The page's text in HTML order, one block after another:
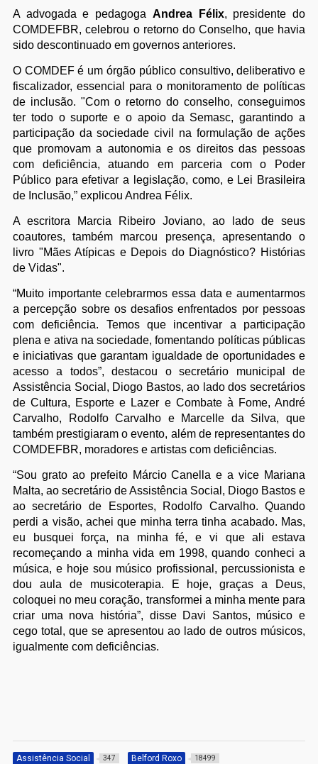
A advogada e pedagoga Andrea Félix, presidente do
COMDEFBR, celebrou o retorno do Conselho, que havia
sido descontinuado em governos anteriores.
O COMDEF é um órgão público consultivo, deliberativo e
fiscalizador, essencial para o monitoramento de políticas
de inclusão. "Com o retorno do conselho, conseguimos
ter todo o suporte e o apoio da Semasc, garantindo a
participação da sociedade civil na formulação de ações
que promovam a autonomia e os direitos das pessoas
com deficiência, atuando em parceria com o Poder
Público para efetivar a legislação, como, e Lei Brasileira
de Inclusão,” explicou Andrea Félix.
A escritora Marcia Ribeiro Joviano, ao lado de seus
coautores, também marcou presença, apresentando o
livro "Mães Atípicas e Depois do Diagnóstico? Histórias
de Vidas".
“Muito importante celebrarmos essa data e aumentarmos
a percepção sobre os desafios enfrentados por pessoas
com deficiência. Temos que incentivar a participação
plena e ativa na sociedade, fomentando políticas públicas
e iniciativas que garantam igualdade de oportunidades e
acesso a todos”, destacou o secretário municipal de
Assistência Social, Diogo Bastos, ao lado dos secretários
de Cultura, Esporte e Lazer e Combate à Fome, André
Carvalho, Rodolfo Carvalho e Marcelle da Silva, que
também prestigiaram o evento, além de representantes do
COMDEFBR, moradores e artistas com deficiências.
“Sou grato ao prefeito Márcio Canella e a vice Mariana
Malta, ao secretário de Assistência Social, Diogo Bastos e
ao secretário de Esportes, Rodolfo Carvalho. Quando
perdi a visão, achei que minha terra tinha acabado. Mas,
eu busquei força, na minha fé, e vi que ali estava
recomeçando a minha vida em 1998, quando conheci a
música, e hoje sou músico profissional, percussionista e
dou aula de musicoterapia. E hoje, graças a Deus,
coloquei no meu coração, transformei a minha mente para
criar uma nova história”, disse Davi Santos, músico e
cego total, que se apresentou ao lado de outros músicos,
igualmente com deficiências.
Assistência Social 347 Belford Roxo 18499